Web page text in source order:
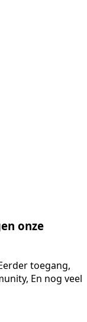
onze
toegang,
En nog veel